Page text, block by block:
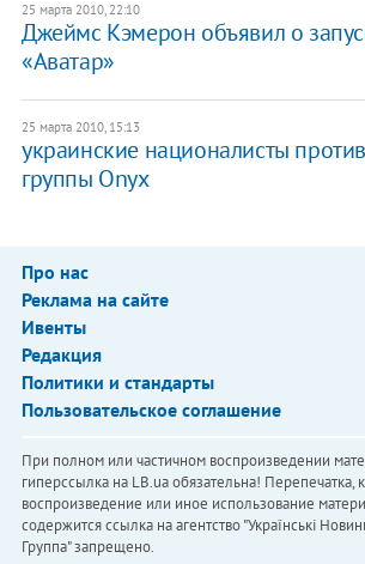
25 марта 2010, 22:10
Джеймс Кэмерон объявил о
«Аватар»
25 марта 2010, 15:13
украинские националисты
группы Onyx
Про нас
Реклама на сайте
Ивенты
Редакция
Политики и стандарты
Пользовательское соглашение
При полном или частичном воспроизведении
гиперссылка на LB.ua обязательна! Перепечатка,
воспроизведение или иное использование
содержится ссылка на агентство "Українськi
Группа" запрещено.